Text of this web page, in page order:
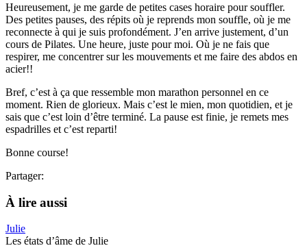
Heureusement, je me garde de petites cases horaire pour souffler.
Des petites pauses, des répits où je reprends mon souffle, où je me
reconnecte à qui je suis profondément. J’en arrive justement, d’un
cours de Pilates. Une heure, juste pour moi. Où je ne fais que
respirer, me concentrer sur les mouvements et me faire des abdos en
acier!!
Bref, c’est à ça que ressemble mon marathon personnel en ce
moment. Rien de glorieux. Mais c’est le mien, mon quotidien, et je
sais que c’est loin d’être terminé. La pause est finie, je remets mes
espadrilles et c’est reparti!
Bonne course!
Partager:
À lire aussi
Julie
Les états d’âme de Julie